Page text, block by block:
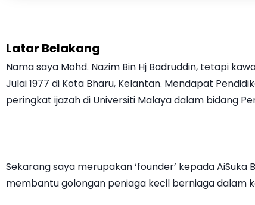
Latar Belakang
Nama saya Mohd. Nazim Bin Hj Badruddin, tetapi
Julai 1977 di Kota Bharu, Kelantan. Mendapat
peringkat ijazah di Universiti Malaya dalam bidang
Sekarang saya merupakan ‘founder’ kepada
membantu golongan peniaga kecil berniaga dalam